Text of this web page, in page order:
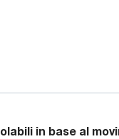
in base al